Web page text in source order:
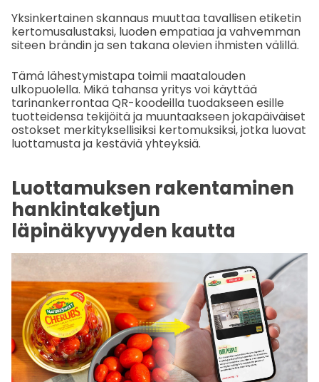
Yksinkertainen skannaus muuttaa tavallisen etiketin
kertomusalustaksi, luoden empatiaa ja vahvemman
siteen brändin ja sen takana olevien ihmisten välillä.
Tämä lähestymistapa toimii maatalouden
ulkopuolella. Mikä tahansa yritys voi käyttää
tarinankerrontaa QR-koodeilla tuodakseen esille
tuotteidensa tekijöitä ja muuntaakseen jokapäiväiset
ostokset merkityksellisiksi kertomuksiksi, jotka luovat
luottamusta ja kestäviä yhteyksiä.
Luottamuksen rakentaminen
hankintaketjun
läpinäkyvyyden kautta